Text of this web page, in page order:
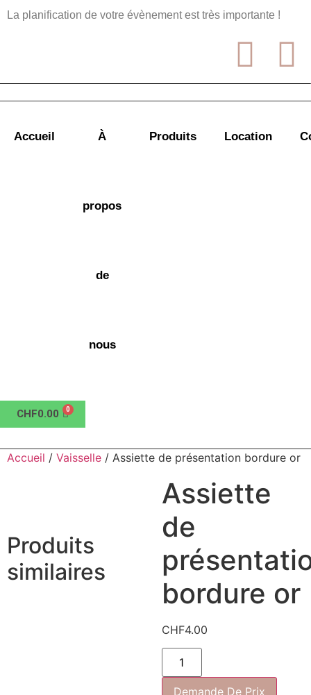
La planification de votre évènement est très importante !
Accueil À
propos
de
nous
Produits Location
CHF0.00
Accueil / Vaisselle / Assiette de présentation bordure or
Assiette
de
bordure or
CHF4.00
Demande De Prix
Produits
similaires